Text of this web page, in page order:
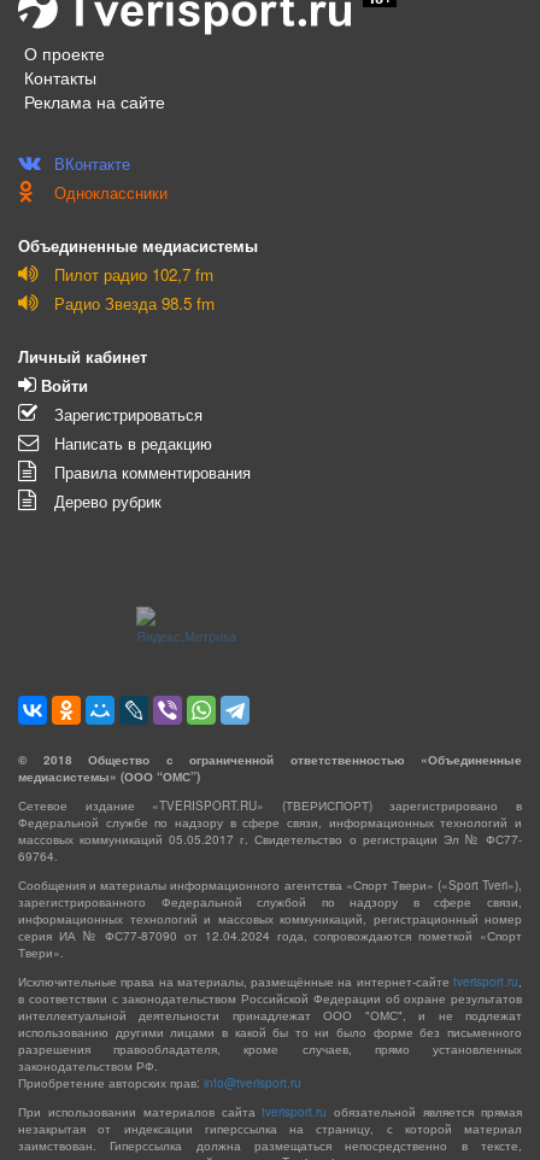
О проекте
Контакты
Реклама на сайте
ВКонтакте
Одноклассники
Объединенные медиасистемы
Пилот радио 102,7 fm
Радио Звезда 98.5 fm
Личный кабинет
Войти
Зарегистрироваться
Написать в редакцию
Правила комментирования
Дерево рубрик
© 2018 Общество с ограниченной ответственностью «Объединенные
медиасистемы» (ООО “ОМС”)
Сетевое издание «TVERISPORT.RU» (ТВЕРИСПОРТ) зарегистрировано в
Федеральной службе по надзору в сфере связи, информационных технологий и
массовых коммуникаций 05.05.2017 г. Свидетельство о регистрации Эл № ФС77-
69764.
Сообщения и материалы информационного агентства «Спорт Твери» («Sport Tveri»),
зарегистрированного Федеральной службой по надзору в сфере связи,
информационных технологий и массовых коммуникаций, регистрационный номер
серия ИА № ФС77-87090 от 12.04.2024 года, сопровождаются пометкой «Спорт
Твери».
Исключительные права на материалы, размещённые на интернет-сайте tverisport.ru,
в соответствии с законодательством Российской Федерации об охране результатов
интеллектуальной деятельности принадлежат ООО "ОМС", и не подлежат
использованию другими лицами в какой бы то ни было форме без письменного
разрешения правообладателя, кроме случаев, прямо установленных
законодательством РФ.
Приобретение авторских прав: info@tverisport.ru
При использовании материалов сайтаtverisport.ru обязательной является прямая
незакрытая от индексации гиперссылка на страницу, с которой материал
заимствован. Гиперссылка должна размещаться непосредственно в тексте,